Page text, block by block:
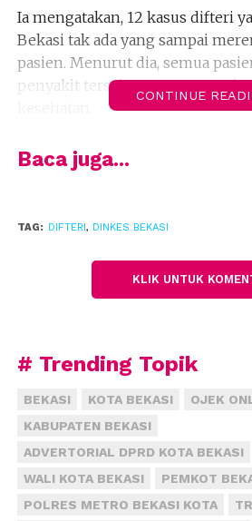
Ia mengatakan, 12 kasus difteri
Bekasi tak ada yang sampai
pasien. Menurut dia, semua
penyakit tersebut segera
“Semua pasien sudah sembuh,
perawatan dari petugas
Ia mengatakan, sejak Maret lalu
gencar melakukan sosialisasi
penyakit difteri. Sosialisasi
Posyandu, Puskesmas, sampai
CONTINUE
Baca juga...
TAG: DIFTERI , DINKES BEKASI
KLIK UNTUK
# Trending Topik
BEKASI KOTA BEKASI OJEK
KABUPATEN BEKASI
ADVERTORIAL DPRD KOTA BEKASI
WALI KOTA BEKASI
PEMKOT
POLRES METRO BEKASI KOTA